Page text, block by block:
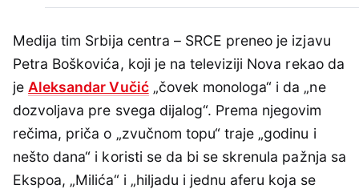
Medija tim Srbija centra – SRCE preneo je izjavu
Petra Boškovića, koji je na televiziji Nova rekao da
je Aleksandar Vučić„čovek monologa“ i da „ne
dozvoljava pre svega dijalog“. Prema njegovim
rečima, priča o „zvučnom topu“ traje „godinu i
nešto dana“ i koristi se da bi se skrenula pažnja sa
Ekspoa, „Milića“ i „hiljadu i jednu aferu koja se